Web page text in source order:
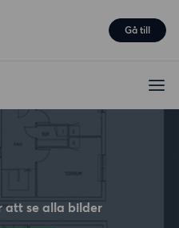
Gå till
att se alla bilder